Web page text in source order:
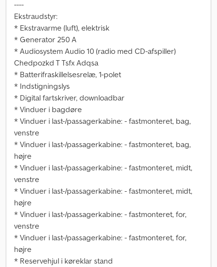
----
Ekstraudstyr:
* Ekstravarme (luft), elektrisk
* Generator 250 A
* Audiosystem Audio 10 (radio med CD-afspiller)
Chedpozkd T Tsfx Adqsa
* Batterifraskillelsesrelæ, 1-polet
* Indstigningslys
* Digital fartskriver, downloadbar
* Vinduer i bagdøre
* Vinduer i last-/passagerkabine: - fastmonteret, bag,
venstre
* Vinduer i last-/passagerkabine: - fastmonteret, bag,
højre
* Vinduer i last-/passagerkabine: - fastmonteret, midt,
venstre
* Vinduer i last-/passagerkabine: - fastmonteret, midt,
højre
* Vinduer i last-/passagerkabine: - fastmonteret, for,
venstre
* Vinduer i last-/passagerkabine: - fastmonteret, for,
højre
* Reservehjul i køreklar stand